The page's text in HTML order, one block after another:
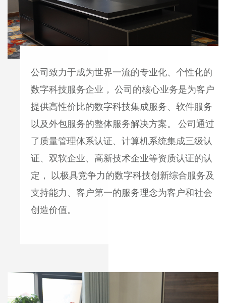
公司致力于成为世界一流的专业化、个性化的
数字科技服务企业， 公司的核心业务是为客户
提供高性价比的数字科技集成服务、软件服务
以及外包服务的整体服务解决方案。 公司通过
了质量管理体系认证、计算机系统集成三级认
证、双软企业、高新技术企业等资质认证的认
定， 以极具竞争力的数字科技创新综合服务及
支持能力、客户第一的服务理念为客户和社会
创造价值。